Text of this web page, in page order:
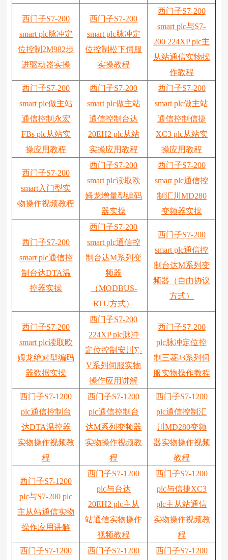
西门子S7-200
smart plc脉冲定
位控制2M982步
进驱动器实操
西门子S7-200
smart plc脉冲定
位控制松下伺服
实操教程
西门子S7-200
smart plc与S7-
200 224XP plc主
从站通信实物操
作教程
西门子S7-200
smart plc做主站
通信控制永宏
FBs plc从站实
操应用教程
西门子S7-200
smart plc做主站
通信控制台达
20EH2 plc从站
实操应用教程
西门子S7-200
smart plc做主站
通信控制信捷
XC3 plc从站实
操应用教程
西门子S7-200
smart入门型实
物操作视频教程
西门子S7-200
smart plc读取欧
姆龙增量型编码
器实操
西门子S7-200
smart plc通信控
制汇川MD280
变频器实操
西门子S7-200
smart plc通信控
制台达DTA温
控器实操
西门子S7-200
smart plc通信控
制台达M系列变
频器
（MODBUS-
RTU方式）
西门子S7-200
smart plc通信控
制台达M系列变
频器（自由协议
方式）
西门子S7-200
smart plc读取欧
姆龙绝对型编码
器数据实操
西门子S7-200
224XP plc脉冲
定位控制安川∑-
V系列伺服实物
操作应用讲解
西门子S7-200
plc脉冲定位控
制三菱J3系列伺
服实物操作教程
西门子S7-1200
plc通信控制台
达DTA温控器
实物操作视频教
程
西门子S7-1200
plc通信控制台
达M系列变频器
实物操作视频教
程
西门子S7-1200
plc通信控制汇
川MD280变频
器实物操作视频
教程
西门子S7-1200
plc与S7-200 plc
主从站通信实物
操作应用讲解
西门子S7-1200
plc与台达
20EH2 plc主从
站通信实物操作
视频教程
西门子S7-1200
plc与信捷XC3
plc主从站通信
实物操作视频教
程
西门子S7-1200
西门子S7-1200 西门子S7-1200